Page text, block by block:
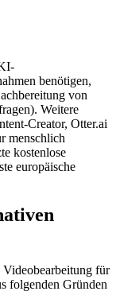
benötigen,
von
Weitere
Creator, Otter.ai
menschlich
kostenlose
europäische
für
folgenden Gründen